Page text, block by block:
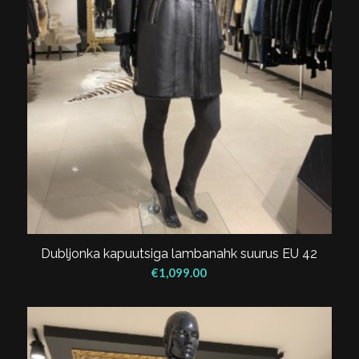
Dubljonka kapuutsiga lambanahk suurus EU 42
€1,099.00